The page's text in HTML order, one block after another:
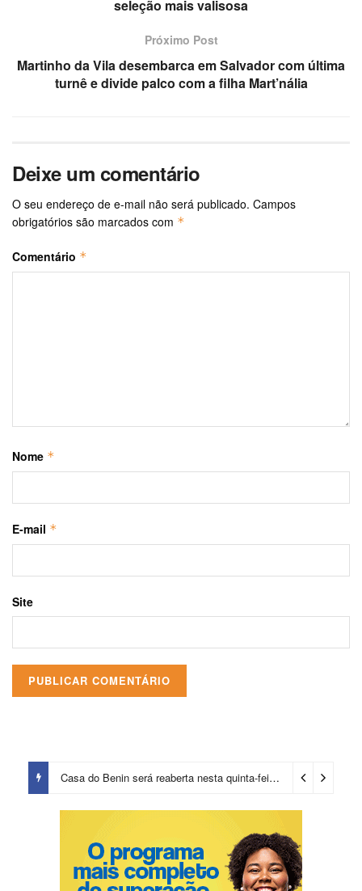
seleção mais valisosa
Próximo Post
Martinho da Vila desembarca em Salvador com última
turnê e divide palco com a filha Mart’nália
Deixe um comentário
O seu endereço de e-mail não será publicado. Campos
obrigatórios são marcados com *
Comentário *
Nome *
E-mail *
Site
Casa do Benin será reaberta nesta quinta-feira (6) 2 horas ago
Prefeitura certifica 4,6 mil trabalhadores pelo programa Treinar para Empregar e realiza Feirão de Empregabilidade